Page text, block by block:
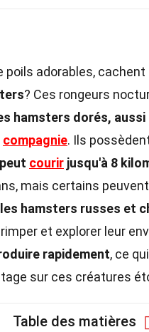
adorables,
? Ces rongeurs
hamsters dorés,
compagnie. Ils
courir jusqu'à 8
mais certains
hamsters russes et
et explorer leur
rapidement, ce
sur ces créatures
Table des matières